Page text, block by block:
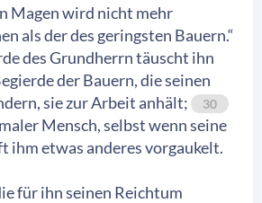
Magen wird nicht mehr
als der des geringsten Bauern.“
des Grundherrn täuscht ihn
der Bauern, die seinen
sie zur Arbeit anhält;
30
Mensch, selbst wenn seine
ihm etwas anderes vorgaukelt.
für ihn seinen Reichtum